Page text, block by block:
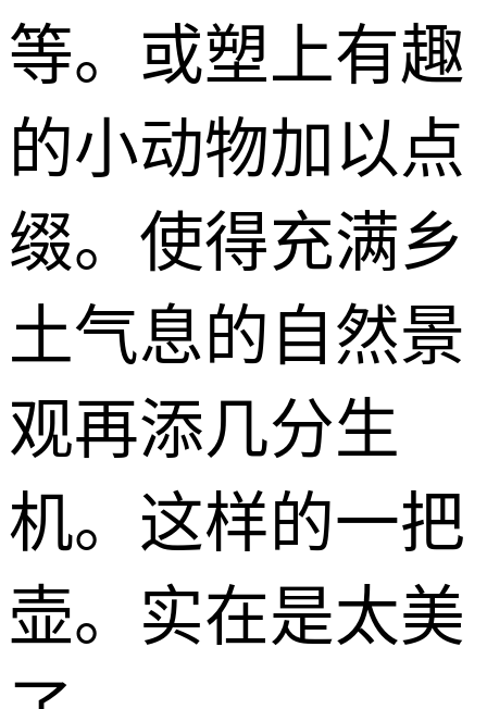
等。或塑上有趣
的小动物加以点
缀。使得充满乡
土气息的自然景
观再添几分生
机。这样的一把
壶。实在是太美